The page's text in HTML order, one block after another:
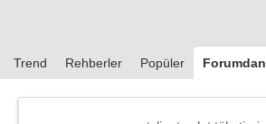
Trend Rehberler Popüler Forumdan